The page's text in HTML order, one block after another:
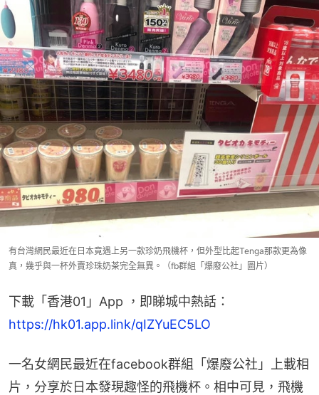
有台灣網民最近在日本竟遇上另一款珍奶飛機杯，但外型比起Tenga那款更為像
真，幾乎與一杯外賣珍珠奶茶完全無異。（fb群組「爆廢公社」圖片）
下載「香港01」App ，即睇城中熱話：
https://hk01.app.link/qIZYuEC5LO
一名女網民最近在facebook群組「爆廢公社」上載相
片，分享於日本發現趣怪的飛機杯。相中可見，飛機